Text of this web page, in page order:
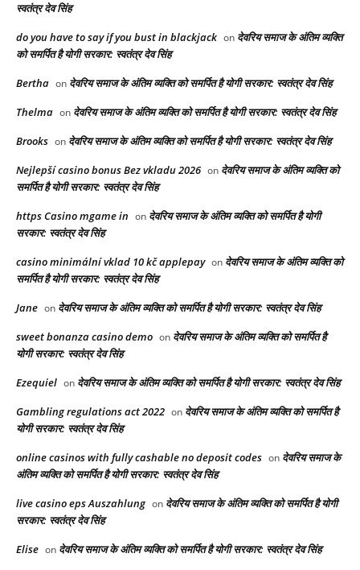
स्वतंत्र देव सिंह
do you have to say if you bust in blackjack on देवरिय समाज के अंतिम व्यक्ति
को समर्पित है योगी सरकार: स्वतंत्र देव सिंह
Bertha on देवरिय समाज के अंतिम व्यक्ति को समर्पित है योगी सरकार: स्वतंत्र देव सिंह
Thelma on देवरिय समाज के अंतिम व्यक्ति को समर्पित है योगी सरकार: स्वतंत्र देव सिंह
Brooks on देवरिय समाज के अंतिम व्यक्ति को समर्पित है योगी सरकार: स्वतंत्र देव सिंह
Nejlepší casino bonus Bez vkladu 2026 on देवरिय समाज के अंतिम व्यक्ति को
समर्पित है योगी सरकार: स्वतंत्र देव सिंह
https Casino mgame in on देवरिय समाज के अंतिम व्यक्ति को समर्पित है योगी
सरकार: स्वतंत्र देव सिंह
casino minimální vklad 10 kč applepay on देवरिय समाज के अंतिम व्यक्ति को
समर्पित है योगी सरकार: स्वतंत्र देव सिंह
Jane on देवरिय समाज के अंतिम व्यक्ति को समर्पित है योगी सरकार: स्वतंत्र देव सिंह
sweet bonanza casino demo on देवरिय समाज के अंतिम व्यक्ति को समर्पित है
योगी सरकार: स्वतंत्र देव सिंह
Ezequiel on देवरिय समाज के अंतिम व्यक्ति को समर्पित है योगी सरकार: स्वतंत्र देव सिंह
Gambling regulations act 2022 on देवरिय समाज के अंतिम व्यक्ति को समर्पित है
योगी सरकार: स्वतंत्र देव सिंह
online casinos with fully cashable no deposit codes on देवरिय समाज के
अंतिम व्यक्ति को समर्पित है योगी सरकार: स्वतंत्र देव सिंह
live casino eps Auszahlung on देवरिय समाज के अंतिम व्यक्ति को समर्पित है योगी
सरकार: स्वतंत्र देव सिंह
Elise on देवरिय समाज के अंतिम व्यक्ति को समर्पित है योगी सरकार: स्वतंत्र देव सिंह